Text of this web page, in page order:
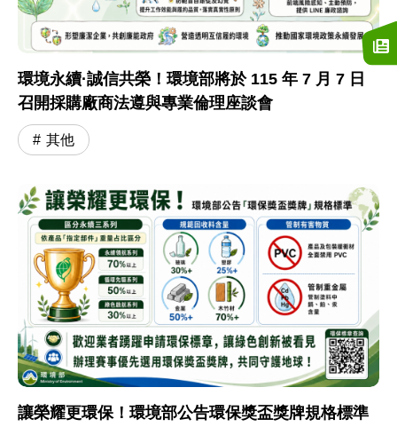
環境永續·誠信共榮！環境部將於 115 年 7 月 7 日
召開採購廠商法遵與專業倫理座談會
其他
讓榮耀更環保！環境部公告環保獎盃獎牌規格標準